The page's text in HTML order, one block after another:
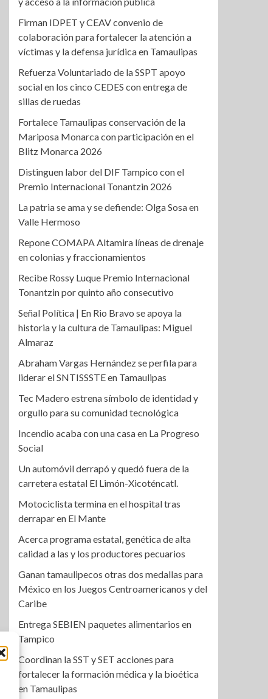
Firman IDPET y CEAV convenio de
colaboración para fortalecer la atención a
víctimas y la defensa jurídica en Tamaulipas
Refuerza Voluntariado de la SSPT apoyo
social en los cinco CEDES con entrega de
sillas de ruedas
Fortalece Tamaulipas conservación de la
Mariposa Monarca con participación en el
Blitz Monarca 2026
Distinguen labor del DIF Tampico con el
Premio Internacional Tonantzin 2026
La patria se ama y se defiende: Olga Sosa en
Valle Hermoso
Repone COMAPA Altamira líneas de drenaje
en colonias y fraccionamientos
Recibe Rossy Luque Premio Internacional
Tonantzin por quinto año consecutivo
Señal Política | En Rio Bravo se apoya la
historia y la cultura de Tamaulipas: Miguel
Almaraz
Abraham Vargas Hernández se perfila para
liderar el SNTISSSTE en Tamaulipas
Tec Madero estrena símbolo de identidad y
orgullo para su comunidad tecnológica
Incendio acaba con una casa en La Progreso
Social
Un automóvil derrapó y quedó fuera de la
carretera estatal El Limón-Xicoténcatl.
Motociclista termina en el hospital tras
derrapar en El Mante
Acerca programa estatal, genética de alta
calidad a las y los productores pecuarios
Ganan tamaulipecos otras dos medallas para
México en los Juegos Centroamericanos y del
Caribe
Entrega SEBIEN paquetes alimentarios en
Tampico
Coordinan la SST y SET acciones para
fortalecer la formación médica y la bioética
en Tamaulipas